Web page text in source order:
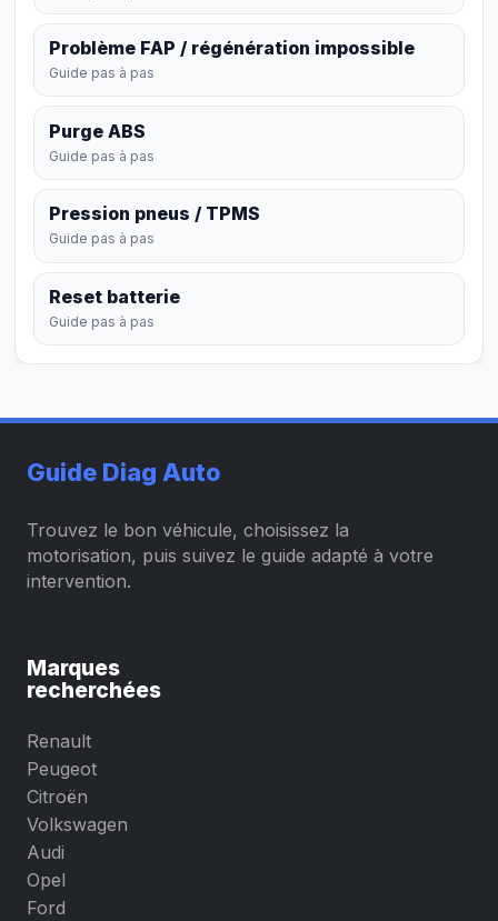
Problème FAP / régénération impossible
Guide pas à pas
Purge ABS
Guide pas à pas
Pression pneus / TPMS
Guide pas à pas
Reset batterie
Guide pas à pas
Guide Diag Auto
Trouvez le bon véhicule, choisissez la
motorisation, puis suivez le guide adapté à votre
intervention.
Marques
recherchées
Renault
Peugeot
Citroën
Volkswagen
Audi
Opel
Ford